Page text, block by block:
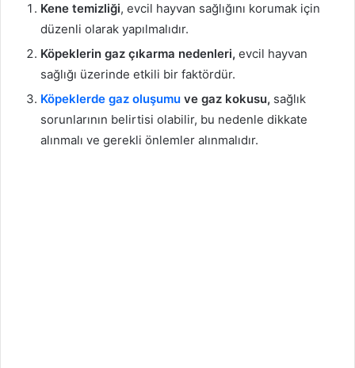
Kene temizliği, evcil hayvan sağlığını korumak için
düzenli olarak yapılmalıdır.
Köpeklerin gaz çıkarma nedenleri, evcil hayvan
sağlığı üzerinde etkili bir faktördür.
Köpeklerde gaz oluşumu ve gaz kokusu, sağlık
sorunlarının belirtisi olabilir, bu nedenle dikkate
alınmalı ve gerekli önlemler alınmalıdır.